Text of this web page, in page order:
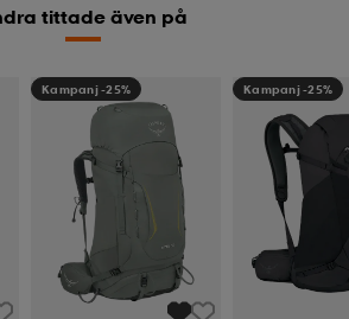
tittade även på
Kampanj -25% Kampanj -25%